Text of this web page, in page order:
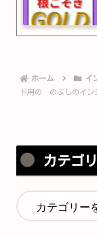
ホーム イ
ド用の のぶしのイン
カテゴ